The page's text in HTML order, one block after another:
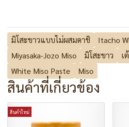
มิโสะขาวแบบไม่ผสมดาชิ Itacho
Miyasaka-Jozo Miso
มิโสะขาว
เ
White Miso Paste
Miso
สินค้าที่เกี่ยวข้อง
สินค้าใหม่